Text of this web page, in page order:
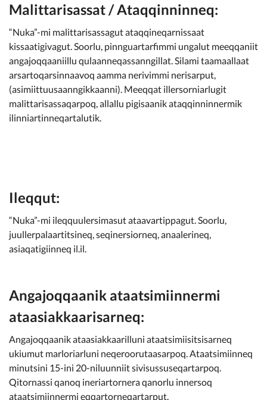
Malittarisassat / Ataqqinninneq:
“Nuka”-mi malittarisassagut ataqqineqarnissaat
kissaatigivagut. Soorlu, pinnguartarfimmi ungalut meeqqaniit
angajoqqaaniillu qulaanneqassanngillat. Silami taamaallaat
arsartoqarsinnaavoq aamma nerivimmi nerisarput,
(asimiittuusaanngikkaanni). Meeqqat illersorniarlugit
malittarisassaqarpoq, allallu pigisaanik ataqqinninnermik
ilinniartinneqartalutik.
Ileqqut:
“Nuka”-mi ileqquulersimasut ataavartippagut. Soorlu,
juullerpalaartitsineq, seqinersiorneq, anaalerineq,
asiaqatigiinneq il.il.
Angajoqqaanik ataatsimiinnermi
ataasiakkaarisarneq:
Angajoqqaanik ataasiakkaarilluni ataatsimiisitsisarneq
ukiumut marloriarluni neqeroorutaasarpoq. Ataatsimiinneq
minutsini 15-ini 20-niluunniit sivisussuseqartarpoq.
Qitornassi qanoq ineriartornera qanorlu innersoq
ataatsimiinnermi eqqartorneqartarput.